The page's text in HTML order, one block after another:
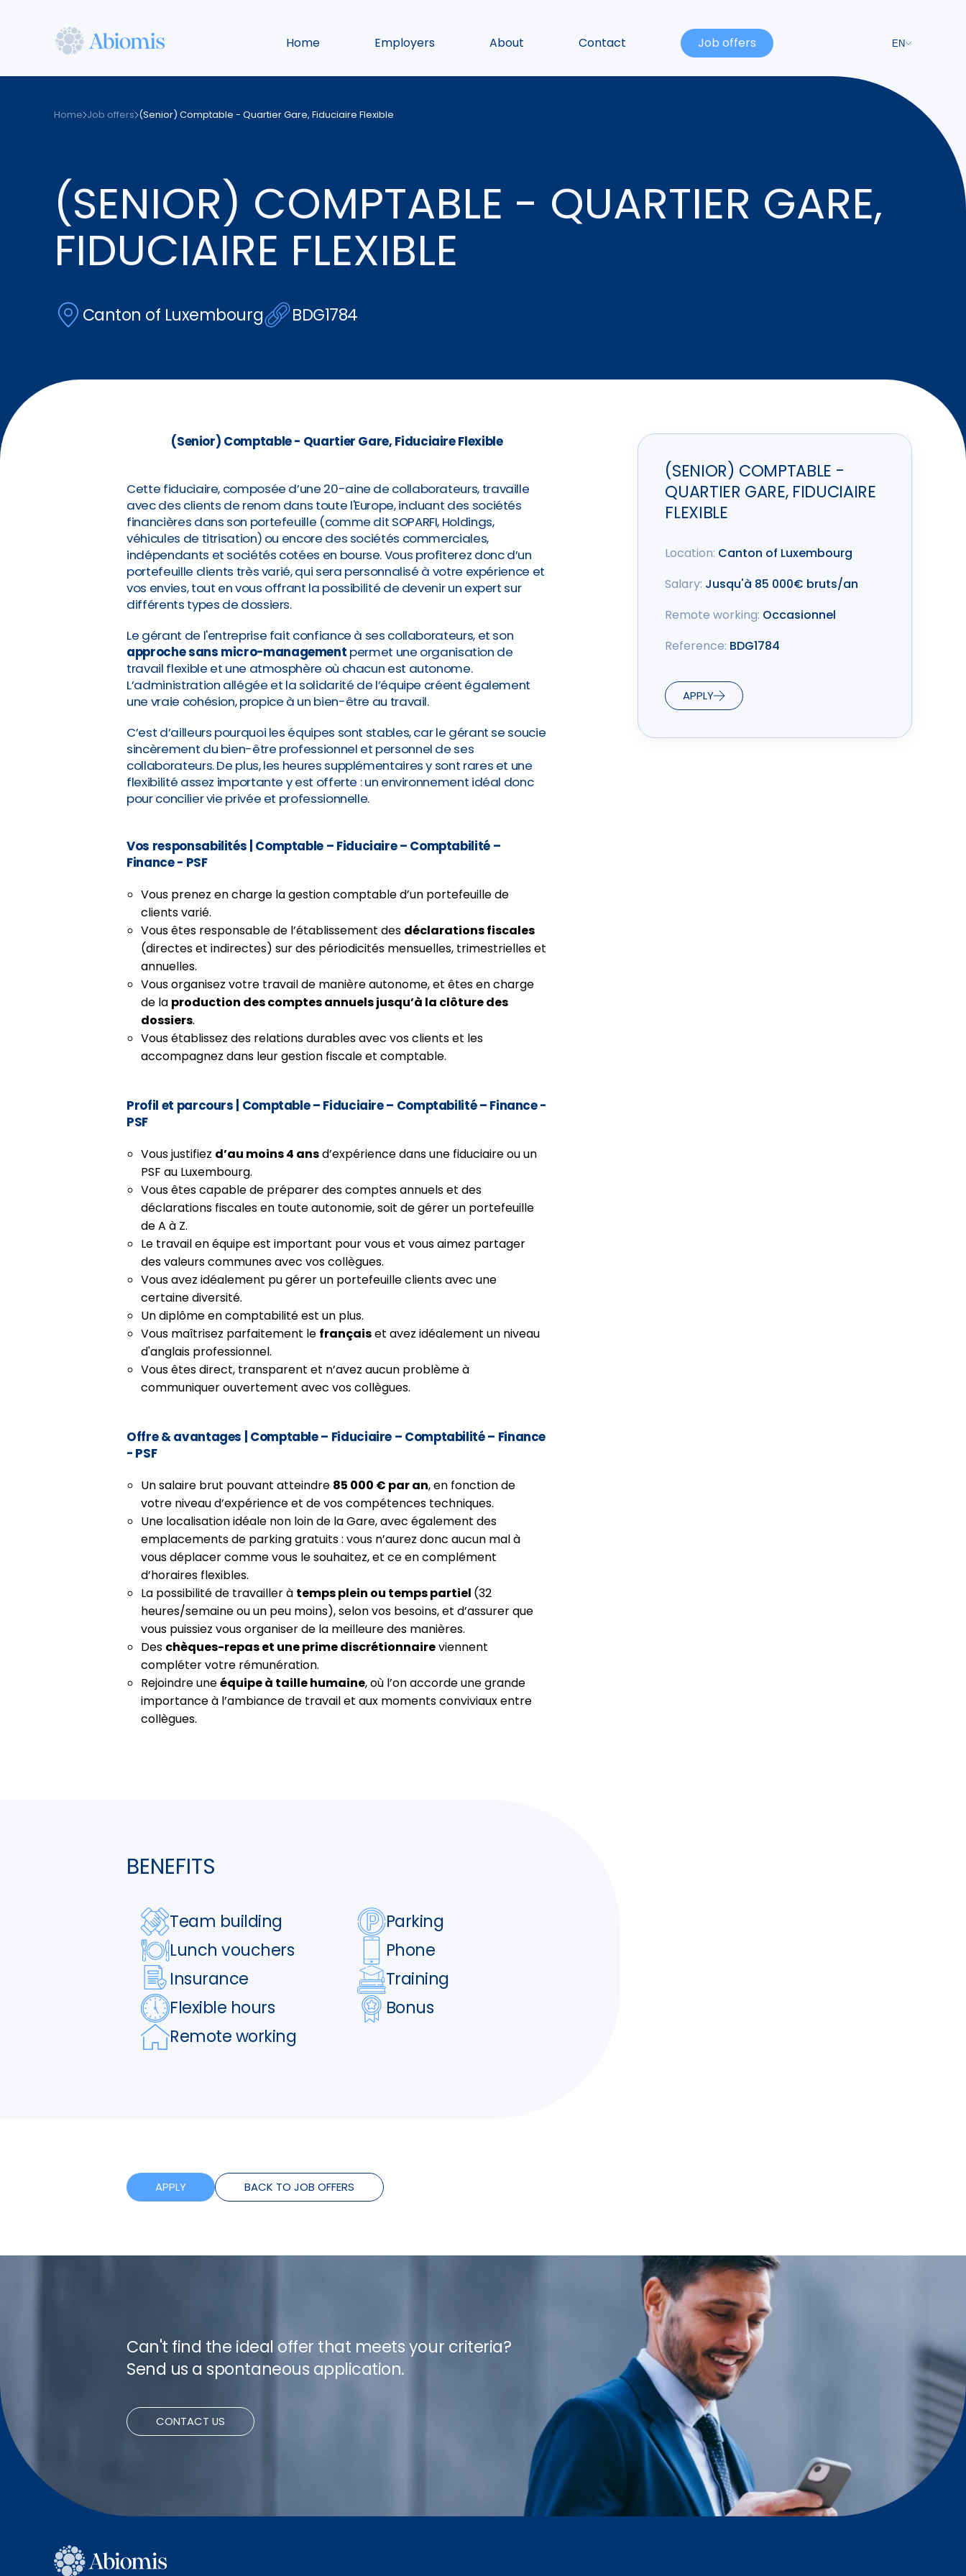
Home Employers About Contact Job offers EN
Home Job offers (Senior) Comptable - Quartier Gare, Fiduciaire Flexible
(SENIOR) COMPTABLE - QUARTIER GARE,
FIDUCIAIRE FLEXIBLE
Canton of Luxembourg BDG1784
(Senior) Comptable - Quartier Gare, Fiduciaire Flexible
Cette fiduciaire, composée d’une 20-aine de collaborateurs, travaille
avec des clients de renom dans toute l'Europe, incluant des sociétés
financières dans son portefeuille (comme dit SOPARFI, Holdings,
véhicules de titrisation) ou encore des sociétés commerciales,
indépendants et sociétés cotées en bourse. Vous profiterez donc d’un
portefeuille clients très varié, qui sera personnalisé à votre expérience et
vos envies, tout en vous offrant la possibilité de devenir un expert sur
différents types de dossiers.
Le gérant de l'entreprise fait confiance à ses collaborateurs, et son
approche sans micro-management permet une organisation de
travail flexible et une atmosphère où chacun est autonome.
L’administration allégée et la solidarité de l’équipe créent également
une vraie cohésion, propice à un bien-être au travail.
C’est d’ailleurs pourquoi les équipes sont stables, car le gérant se soucie
sincèrement du bien-être professionnel et personnel de ses
collaborateurs. De plus, les heures supplémentaires y sont rares et une
flexibilité assez importante y est offerte : un environnement idéal donc
pour concilier vie privée et professionnelle.
Vos responsabilités | Comptable – Fiduciaire – Comptabilité –
Finance - PSF
Vous prenez en charge la gestion comptable d’un portefeuille de
clients varié.
Vous êtes responsable de l’établissement des déclarations fiscales
(directes et indirectes) sur des périodicités mensuelles, trimestrielles et
annuelles.
Vous organisez votre travail de manière autonome, et êtes en charge
de la production des comptes annuels jusqu’à la clôture des
dossiers.
Vous établissez des relations durables avec vos clients et les
accompagnez dans leur gestion fiscale et comptable.
Profil et parcours | Comptable – Fiduciaire – Comptabilité – Finance -
PSF
Vous justifiez d’au moins 4 ansd’expérience dans une fiduciaire ou un
PSF au Luxembourg.
Vous êtes capable de préparer des comptes annuels et des
déclarations fiscales en toute autonomie, soit de gérer un portefeuille
de A à Z.
Le travail en équipe est important pour vous et vous aimez partager
des valeurs communes avec vos collègues.
Vous avez idéalement pu gérer un portefeuille clients avec une
certaine diversité.
Un diplôme en comptabilité est un plus.
Vous maîtrisez parfaitement le françaiset avez idéalement un niveau
d'anglais professionnel.
Vous êtes direct, transparent et n’avez aucun problème à
communiquer ouvertement avec vos collègues.
Offre & avantages | Comptable – Fiduciaire – Comptabilité – Finance
- PSF
Un salaire brut pouvant atteindre 85 000 € par an, en fonction de
votre niveau d’expérience et de vos compétences techniques.
Une localisation idéale non loin de la Gare, avec également des
emplacements de parking gratuits : vous n’aurez donc aucun mal à
vous déplacer comme vous le souhaitez, et ce en complément
d’horaires flexibles.
La possibilité de travailler à temps plein ou temps partiel (32
heures/semaine ou un peu moins), selon vos besoins, et d’assurer que
vous puissiez vous organiser de la meilleure des manières.
Des chèques-repas et une prime discrétionnaireviennent
compléter votre rémunération.
Rejoindre uneéquipe à taille humaine, où l’on accorde une grande
importance à l’ambiance de travail et aux moments conviviaux entre
collègues.
BENEFITS
Team building
Parking
Lunch vouchers
Phone
Insurance
Training
Flexible hours
Bonus
Remote working
APPLY BACK TO JOB OFFERS
(SENIOR) COMPTABLE -
QUARTIER GARE, FIDUCIAIRE
FLEXIBLE
Location: Canton of Luxembourg
Salary: Jusqu'à 85 000€ bruts/an
Remote working: Occasionnel
Reference: BDG1784
APPLY
Can't find the ideal offer that meets your criteria?
Send us a spontaneous application.
CONTACT US